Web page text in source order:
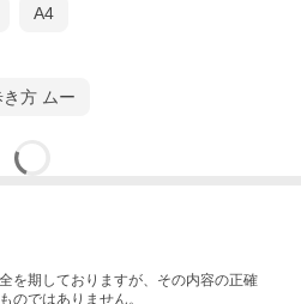
A4
方 ムー
を期しておりますが、その内容の正確
のではありません。